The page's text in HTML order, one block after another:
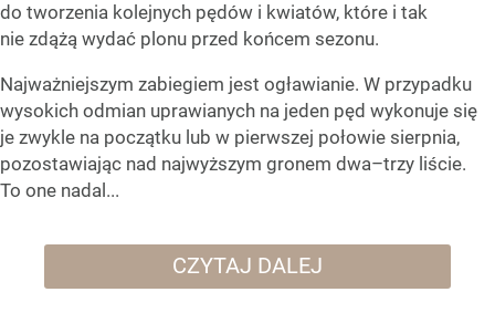
do tworzenia kolejnych pędów i kwiatów, które i tak
nie zdążą wydać plonu przed końcem sezonu.
Najważniejszym zabiegiem jest ogławianie. W przypadku
wysokich odmian uprawianych na jeden pęd wykonuje się
je zwykle na początku lub w pierwszej połowie sierpnia,
pozostawiając nad najwyższym gronem dwa–trzy liście.
To one nadal...
CZYTAJ DALEJ